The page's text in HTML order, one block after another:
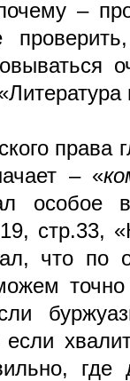
–
права
– «
особое
стр.33,
что по
где